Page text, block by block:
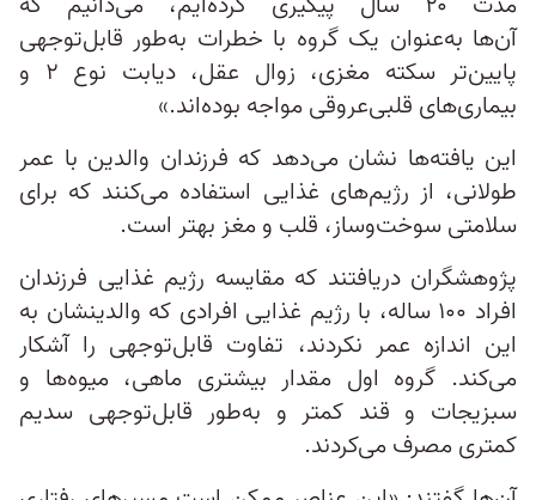
آن‌ها به‌عنوان یک گروه با خطرات به‌طور قابل‌توجهی
پایین‌تر سکته مغزی، زوال عقل، دیابت نوع ۲ و
بیماری‌های قلبی‌عروقی مواجه بوده‌اند.»
این یافته‌ها نشان می‌دهد که فرزندان والدین با عمر
طولانی، از رژیم‌های غذایی استفاده می‌کنند که برای
سلامتی سوخت‌وساز، قلب و مغز بهتر است.
پژوهشگران دریافتند که مقایسه رژیم غذایی فرزندان
افراد ۱۰۰ ساله، با رژیم غذایی افرادی که والدینشان به
این اندازه عمر نکردند، تفاوت قابل‌توجهی را آشکار
می‌کند. گروه اول مقدار بیشتری ماهی، میوه‌ها و
سبزیجات و قند کمتر و به‌طور قابل‌توجهی سدیم
کمتری مصرف می‌کردند.